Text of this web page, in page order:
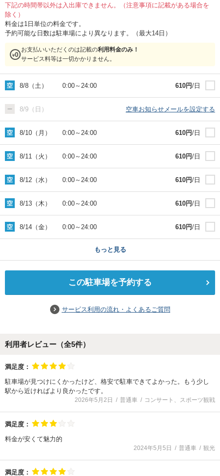
下記の時間帯以外は入出庫できません。（注意事項に記載がある場合を
除く）
料金は1日単位の料金です。
予約可能な日数は駐車場により異なります。（最大14日）
お支払いいただくのは記載の利用料金のみ！
サービス料等は一切かかりません。
8/8（土） 0:00～ 24:00 610円/日
8/9（日） 空車お知らせメールを設定する
8/10（月） 0:00～ 24:00 610円/日
8/11（火） 0:00～ 24:00 610円/日
8/12（水） 0:00～ 24:00 610円/日
8/13（木） 0:00～ 24:00 610円/日
8/14（金） 0:00～ 24:00 610円/日
もっと見る
この駐車場を予約する
サービス利用の流れ・よくあるご質問
利用者レビュー（全5件）
満足度：
駐車場が見つけにくかったけど、格安で駐車できてよかった。もう少し
駅から近ければより良かったです。
2026年5月2日 普通車 コンサート、スポーツ観戦
満足度：
料金が安くて魅力的
2024年5月5日 普通車 観光
満足度：